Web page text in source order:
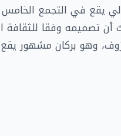
يقع في التجمع الخامس
أن تصميمه وفقا
وهو بركان مشهور